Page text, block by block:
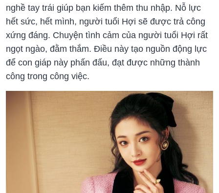
nghề tay trái giúp bạn kiếm thêm thu nhập. Nỗ lực
hết sức, hết mình, người tuổi Hợi sẽ được trả công
xứng đáng. Chuyện tình cảm của người tuổi Hợi rất
ngọt ngào, đằm thắm. Điều này tạo nguồn động lực
để con giáp này phấn đấu, đạt được những thành
công trong công việc.